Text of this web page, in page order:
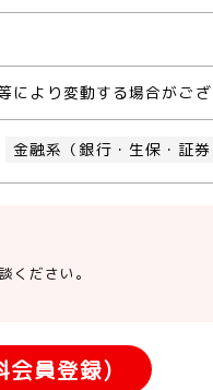
により変動する場合がござ
金融系（銀行・生保・証券
ください。
会員登録)